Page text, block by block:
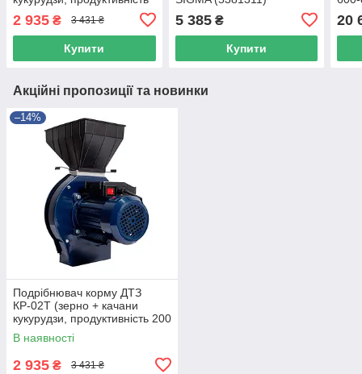
2 935 ₴ 3 431 ₴
Купити
5 385₴
Купити
20
Акційні пропозиції та новинки
–14%
Подрібнювач корму ДТЗ
КР-02Т (зерно + качани
кукурудзи, продуктивність 200
кг/год)
В наявності
2 935 ₴ 3 431 ₴